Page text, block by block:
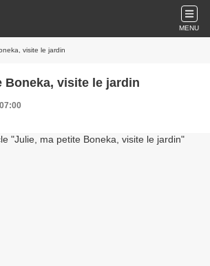
MENU
visite le jardin
Boneka, visite le jardin